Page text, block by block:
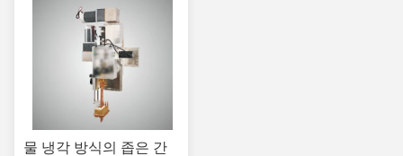
물 냉각 방식의 좁은 간